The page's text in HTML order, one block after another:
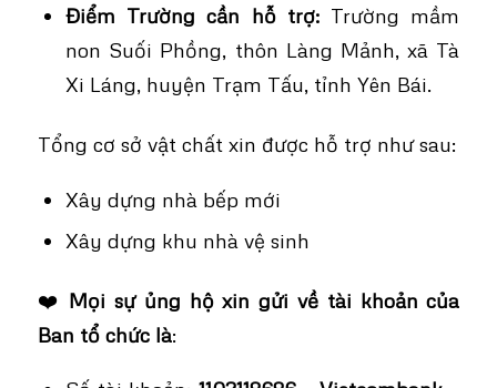
Điểm Trường cần hỗ trợ:Trường mầm
non Suối Phồng, thôn Làng Mảnh, xã Tà
Xi Láng, huyện Trạm Tấu, tỉnh Yên Bái.
Tổng cơ sở vật chất xin được hỗ trợ như sau:
Xây dựng nhà bếp mới
Xây dựng khu nhà vệ sinh
❤️ Mọi sự ủng hộ xin gửi về tài khoản của
Ban tổ chức là: